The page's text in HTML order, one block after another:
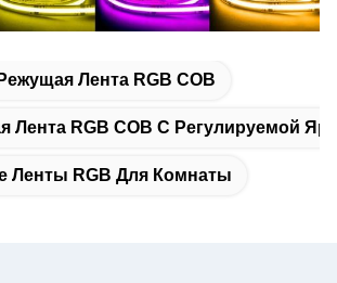
Режущая Лента RGB COB
Лента RGB COB С Регулируемой
Ленты RGB Для Комнаты